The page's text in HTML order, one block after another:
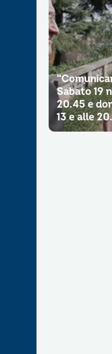
Sabato 19
20.45 e
13 e alle